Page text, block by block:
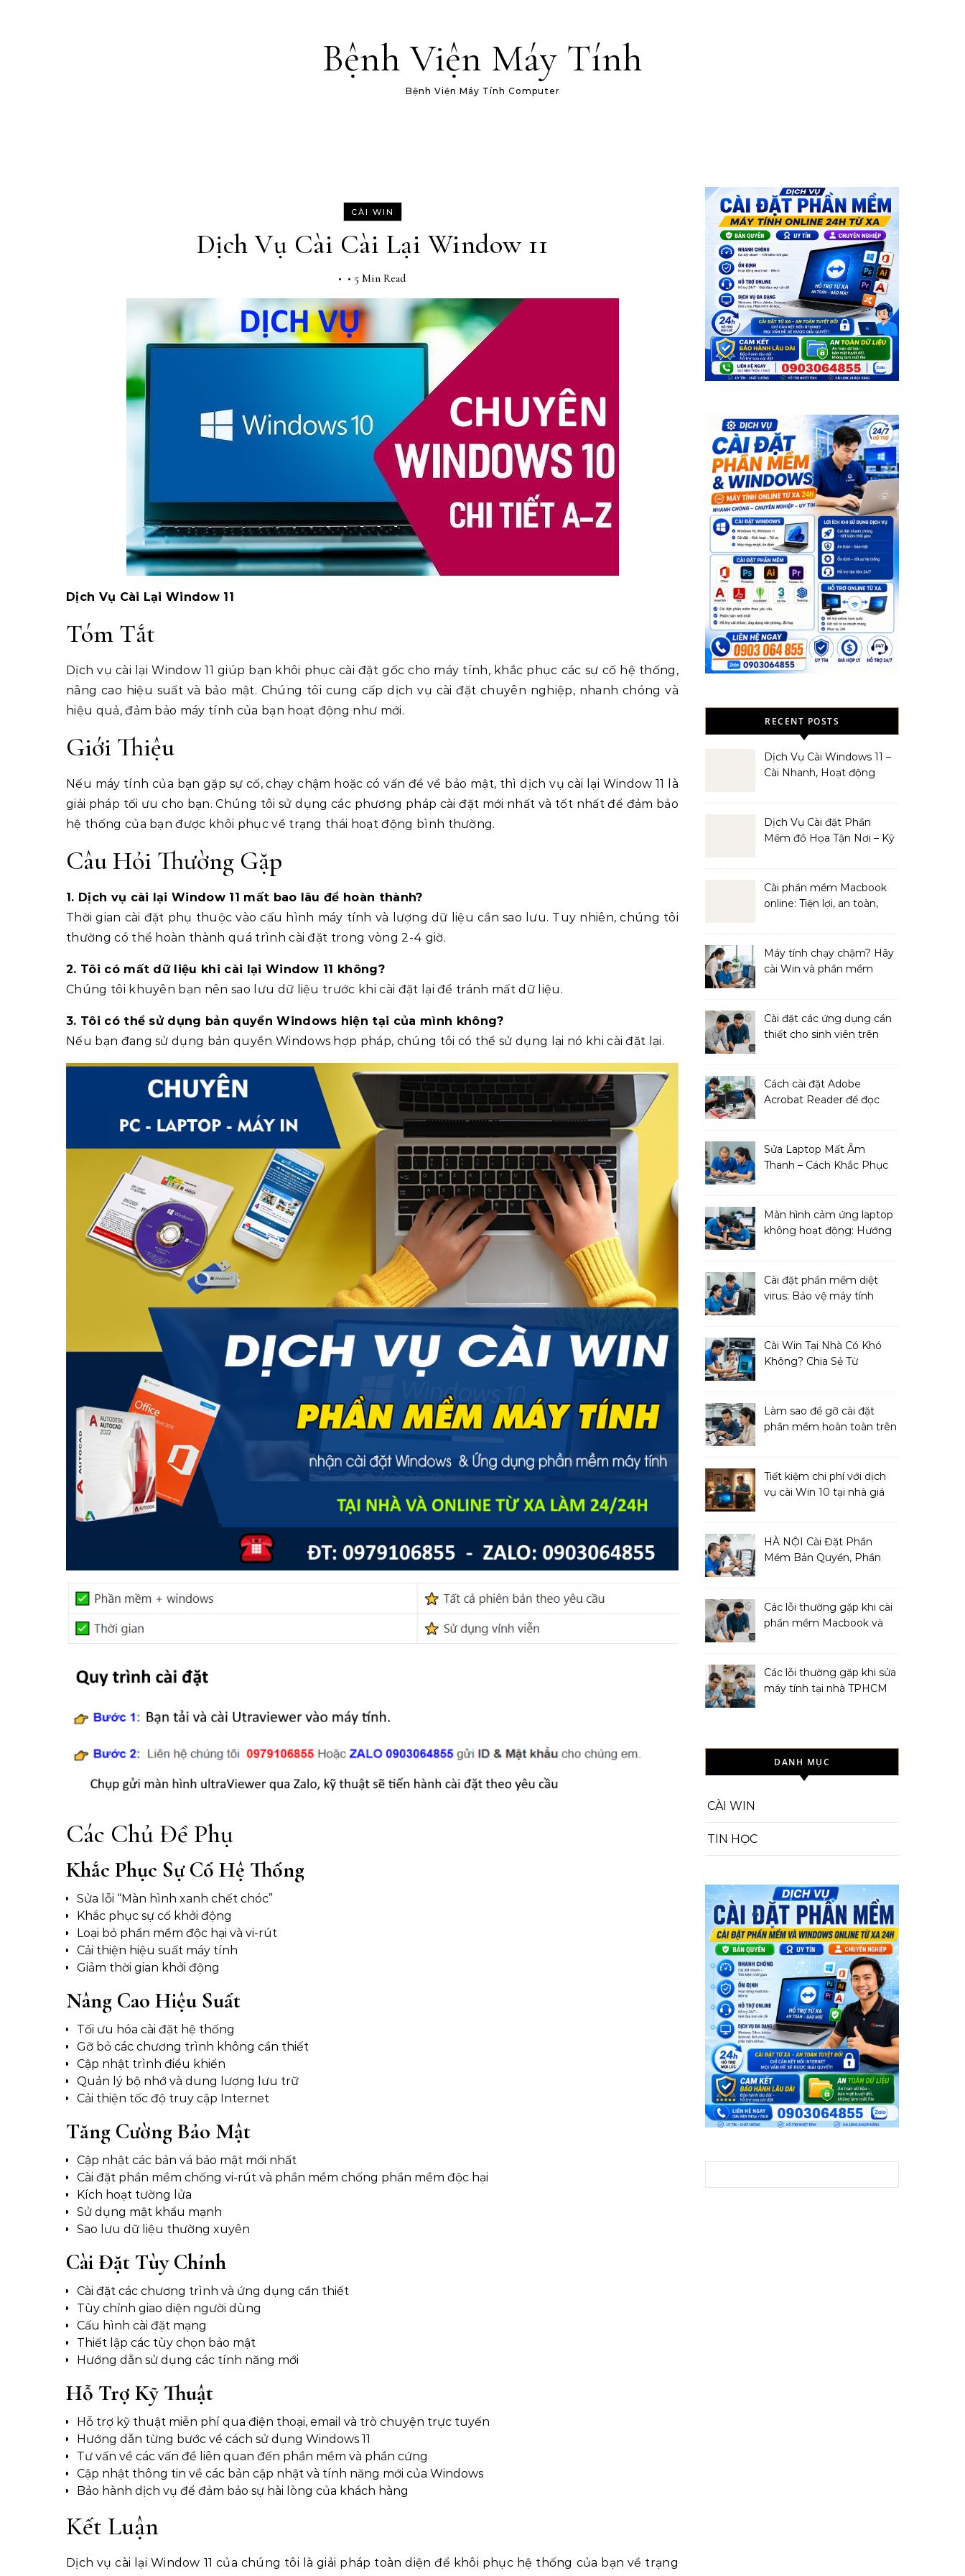
Bệnh Viện Máy Tính
Bệnh Viện Máy Tính Computer
CÀI WIN
Dịch Vụ Cài Cài Lại Window 11
• • 5 Min Read
Dịch Vụ Cài Lại Window 11
Tóm Tắt
Dịch vụ cài lại Window 11 giúp bạn khôi phục cài đặt gốc cho máy tính, khắc phục các sự cố hệ thống,
nâng cao hiệu suất và bảo mật. Chúng tôi cung cấp dịch vụ cài đặt chuyên nghiệp, nhanh chóng và
hiệu quả, đảm bảo máy tính của bạn hoạt động như mới.
Giới Thiệu
Nếu máy tính của bạn gặp sự cố, chạy chậm hoặc có vấn đề về bảo mật, thì dịch vụ cài lại Window 11 là
giải pháp tối ưu cho bạn. Chúng tôi sử dụng các phương pháp cài đặt mới nhất và tốt nhất để đảm bảo
hệ thống của bạn được khôi phục về trạng thái hoạt động bình thường.
Câu Hỏi Thường Gặp
1. Dịch vụ cài lại Window 11 mất bao lâu để hoàn thành?
Thời gian cài đặt phụ thuộc vào cấu hình máy tính và lượng dữ liệu cần sao lưu. Tuy nhiên, chúng tôi
thường có thể hoàn thành quá trình cài đặt trong vòng 2-4 giờ.
2. Tôi có mất dữ liệu khi cài lại Window 11 không?
Chúng tôi khuyên bạn nên sao lưu dữ liệu trước khi cài đặt lại để tránh mất dữ liệu.
3. Tôi có thể sử dụng bản quyền Windows hiện tại của mình không?
Nếu bạn đang sử dụng bản quyền Windows hợp pháp, chúng tôi có thể sử dụng lại nó khi cài đặt lại.
Các Chủ Đề Phụ
Khắc Phục Sự Cố Hệ Thống
Sửa lỗi “Màn hình xanh chết chóc”
Khắc phục sự cố khởi động
Loại bỏ phần mềm độc hại và vi-rút
Cải thiện hiệu suất máy tính
Giảm thời gian khởi động
Nâng Cao Hiệu Suất
Tối ưu hóa cài đặt hệ thống
Gỡ bỏ các chương trình không cần thiết
Cập nhật trình điều khiển
Quản lý bộ nhớ và dung lượng lưu trữ
Cải thiện tốc độ truy cập Internet
Tăng Cường Bảo Mật
Cập nhật các bản vá bảo mật mới nhất
Cài đặt phần mềm chống vi-rút và phần mềm chống phần mềm độc hại
Kích hoạt tường lửa
Sử dụng mật khẩu mạnh
Sao lưu dữ liệu thường xuyên
Cài Đặt Tùy Chỉnh
Cài đặt các chương trình và ứng dụng cần thiết
Tùy chỉnh giao diện người dùng
Cấu hình cài đặt mạng
Thiết lập các tùy chọn bảo mật
Hướng dẫn sử dụng các tính năng mới
Hỗ Trợ Kỹ Thuật
Hỗ trợ kỹ thuật miễn phí qua điện thoại, email và trò chuyện trực tuyến
Hướng dẫn từng bước về cách sử dụng Windows 11
Tư vấn về các vấn đề liên quan đến phần mềm và phần cứng
Cập nhật thông tin về các bản cập nhật và tính năng mới của Windows
Bảo hành dịch vụ để đảm bảo sự hài lòng của khách hàng
Kết Luận
Dịch vụ cài lại Window 11 của chúng tôi là giải pháp toàn diện để khôi phục hệ thống của bạn về trạng
RECENT POSTS
Dịch Vụ Cài Windows 11 –
Cài Nhanh, Hoạt động
Dịch Vụ Cài đặt Phần
Mềm đồ Họa Tận Nơi – Kỹ
Cài phần mềm Macbook
online: Tiện lợi, an toàn,
Máy tính chạy chậm? Hãy
cài Win và phần mềm
Cài đặt các ứng dụng cần
thiết cho sinh viên trên
Cách cài đặt Adobe
Acrobat Reader để đọc
Sửa Laptop Mất Âm
Thanh – Cách Khắc Phục
Màn hình cảm ứng laptop
không hoạt động: Hướng
Cài đặt phần mềm diệt
virus: Bảo vệ máy tính
Cài Win Tại Nhà Có Khó
Không? Chia Sẻ Từ
Làm sao để gỡ cài đặt
phần mềm hoàn toàn trên
Tiết kiệm chi phí với dịch
vụ cài Win 10 tại nhà giá
HÀ NỘI Cài Đặt Phần
Mềm Bản Quyền, Phần
Các lỗi thường gặp khi cài
phần mềm Macbook và
Các lỗi thường gặp khi sửa
máy tính tại nhà TPHCM
DANH MỤC
CÀI WIN
TIN HỌC